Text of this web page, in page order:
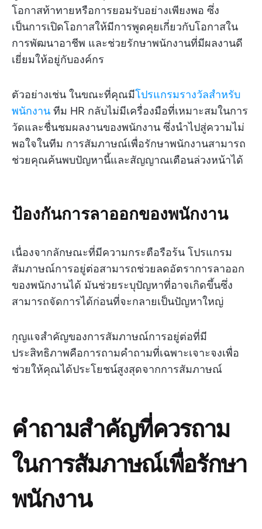
โอกาสท้าทายหรือการยอมรับอย่างเพียงพอ ซึ่ง
เป็นการเปิดโอกาสให้มีการพูดคุยเกี่ยวกับโอกาสใน
การพัฒนาอาชีพ และช่วยรักษาพนักงานที่มีผลงานดี
เยี่ยมให้อยู่กับองค์กร
ตัวอย่างเช่น ในขณะที่คุณมีโปรแกรมรางวัลสำหรับ
พนักงาน ทีม HR กลับไม่มีเครื่องมือที่เหมาะสมในการ
วัดและชื่นชมผลงานของพนักงาน ซึ่งนำไปสู่ความไม่
พอใจในทีม การสัมภาษณ์เพื่อรักษาพนักงานสามารถ
ช่วยคุณค้นพบปัญหานี้และสัญญาณเตือนล่วงหน้าได้
ป้องกันการลาออกของพนักงาน
เนื่องจากลักษณะที่มีความกระตือรือร้น โปรแกรม
สัมภาษณ์การอยู่ต่อสามารถช่วยลดอัตราการลาออก
ของพนักงานได้ มันช่วยระบุปัญหาที่อาจเกิดขึ้นซึ่ง
สามารถจัดการได้ก่อนที่จะกลายเป็นปัญหาใหญ่
กุญแจสำคัญของการสัมภาษณ์การอยู่ต่อที่มี
ประสิทธิภาพคือการถามคำถามที่เฉพาะเจาะจงเพื่อ
ช่วยให้คุณได้ประโยชน์สูงสุดจากการสัมภาษณ์
คำถามสำคัญที่ควรถาม
ในการสัมภาษณ์เพื่อรักษา
พนักงาน